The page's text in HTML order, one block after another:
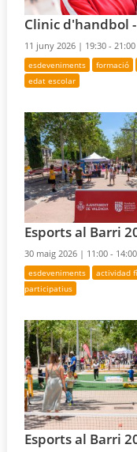
Clinic d'handbol
11 juny 2026 | 19:30 -
esdeveniments formació
edat escolar
Esports al Barri
30 maig 2026 | 11:00 -
esdeveniments actividad
participatius
Esports al Barri